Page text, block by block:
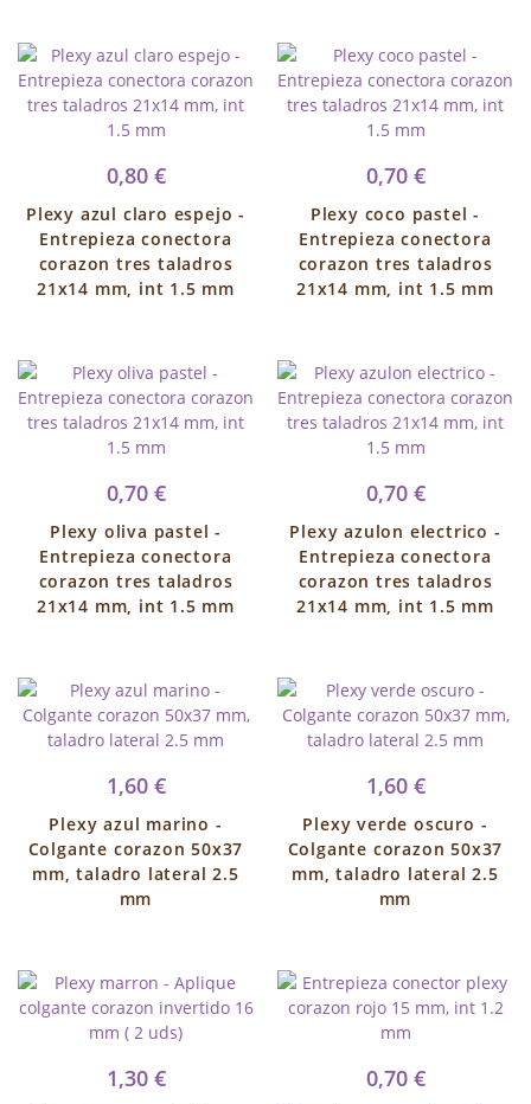
0,80 €
Plexy azul claro espejo -
Entrepieza conectora
corazon tres taladros
21x14 mm, int 1.5 mm
0,70 €
Plexy coco pastel -
Entrepieza conectora
corazon tres taladros
21x14 mm, int 1.5 mm
0,70 €
Plexy oliva pastel -
Entrepieza conectora
corazon tres taladros
21x14 mm, int 1.5 mm
0,70 €
Plexy azulon electrico -
Entrepieza conectora
corazon tres taladros
21x14 mm, int 1.5 mm
1,60 €
Plexy azul marino -
Colgante corazon 50x37
mm, taladro lateral 2.5
mm
1,60 €
Plexy verde oscuro -
Colgante corazon 50x37
mm, taladro lateral 2.5
mm
1,30 € 0,70 €